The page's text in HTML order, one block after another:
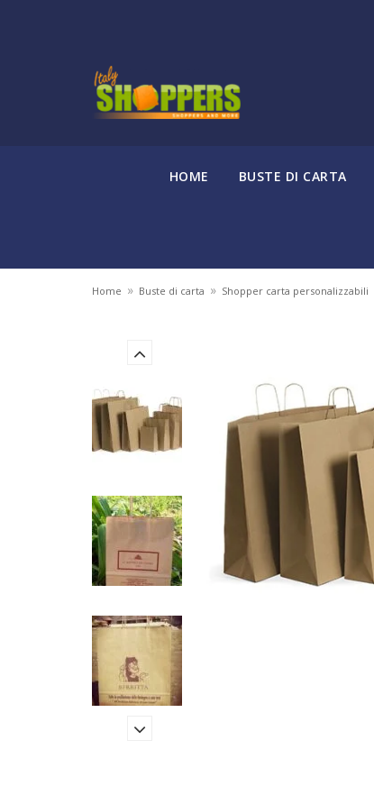
HOME BUSTE DI CARTA
Home » Buste di carta » Shopper carta personalizzabili